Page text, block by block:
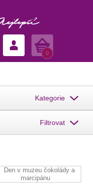
Košík
0
Kategorie
Filtrovat